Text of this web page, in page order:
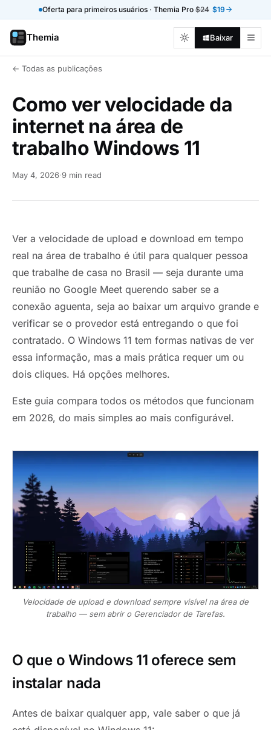
Oferta para primeiros usuários · Themia Pro$24 $19
Themia Baixar
← Todas as publicações
Como ver velocidade da
internet na área de
trabalho Windows 11
May 4, 2026·9 min read
Ver a velocidade de upload e download em tempo
real na área de trabalho é útil para qualquer pessoa
que trabalhe de casa no Brasil — seja durante uma
reunião no Google Meet querendo saber se a
conexão aguenta, seja ao baixar um arquivo grande e
verificar se o provedor está entregando o que foi
contratado. O Windows 11 tem formas nativas de ver
essa informação, mas a mais prática requer um ou
dois cliques. Há opções melhores.
Este guia compara todos os métodos que funcionam
em 2026, do mais simples ao mais configurável.
Velocidade de upload e download sempre visível na área de
trabalho — sem abrir o Gerenciador de Tarefas.
O que o Windows 11 oferece sem
instalar nada
Antes de baixar qualquer app, vale saber o que já